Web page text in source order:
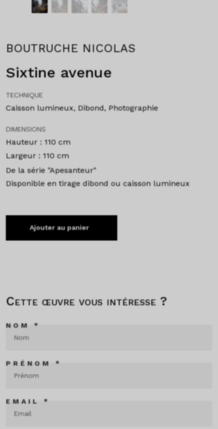
BOUTRUCHE NICOLAS
Sixtine avenue
TECHNIQUE
Caisson lumineux, Dibond, Photographie
DIMENSIONS
Hauteur : 110 cm
Largeur : 110 cm
De la série "Apesanteur"
Disponible en tirage dibond ou caisson lumineux
Ajouter au panier
Cette œuvre vous intéresse ?
NOM *
PRÉNOM *
EMAIL *